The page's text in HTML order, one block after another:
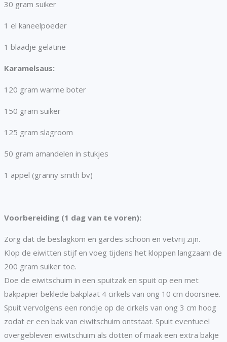
30 gram suiker
1 el kaneelpoeder
1 blaadje gelatine
Karamelsaus:
120 gram warme boter
150 gram suiker
125 gram slagroom
50 gram amandelen in stukjes
1 appel (granny smith bv)
Voorbereiding (1 dag van te voren):
Zorg dat de beslagkom en gardes schoon en vetvrij zijn.
Klop de eiwitten stijf en voeg tijdens het kloppen langzaam de
200 gram suiker toe.
Doe de eiwitschuim in een spuitzak en spuit op een met
bakpapier beklede bakplaat 4 cirkels van ong 10 cm doorsnee.
Spuit vervolgens een rondje op de cirkels van ong 3 cm hoog
zodat er een bak van eiwitschuim ontstaat. Spuit eventueel
overgebleven eiwitschuim als dotten of maak een extra bakje